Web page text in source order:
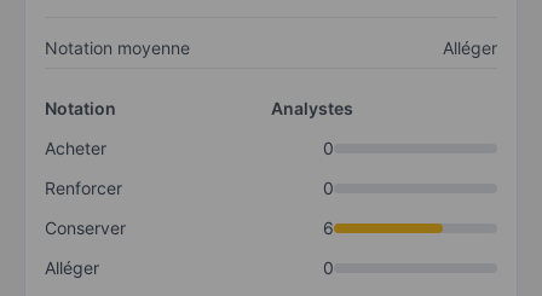
Notation moyenne Alléger
Notation
Analystes
Acheter
0
Renforcer
0
Conserver
6
Alléger
0